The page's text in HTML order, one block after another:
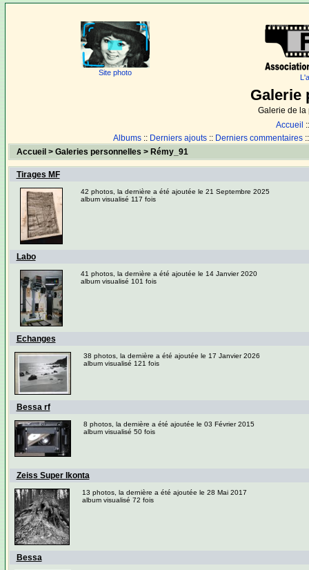
Site photo
Galerie
Galerie de la
Accueil
Albums :: Derniers ajouts :: Derniers commentaires
Accueil > Galeries personnelles > Rémy_91
Tirages MF
42 photos, la dernière a été ajoutée le 21 Septembre 2025
album visualisé 117 fois
Labo
41 photos, la dernière a été ajoutée le 14 Janvier 2020
album visualisé 101 fois
Echanges
38 photos, la dernière a été ajoutée le 17 Janvier 2026
album visualisé 121 fois
Bessa rf
8 photos, la dernière a été ajoutée le 03 Février 2015
album visualisé 50 fois
Zeiss Super Ikonta
13 photos, la dernière a été ajoutée le 28 Mai 2017
album visualisé 72 fois
Bessa